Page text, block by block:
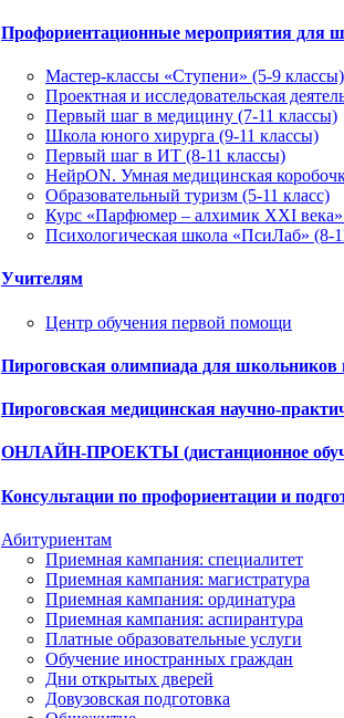
Профориентационные мероприятия для
Мастер-классы «Ступени» (5-9 классы)
Проектная и исследовательская
Первый шаг в медицину (7-11 классы)
Школа юного хирурга (9-11 классы)
Первый шаг в ИТ (8-11 классы)
НейрON. Умная медицинская
Образовательный туризм (5-11 класс)
Курс «Парфюмер – алхимик XXI века»
Психологическая школа «ПсиЛаб» (8-
Учителям
Центр обучения первой помощи
Пироговская олимпиада для школьников
Пироговская медицинская научно-
ОНЛАЙН-ПРОЕКТЫ (дистанционное
Консультации по профориентации и
Абитуриентам
Приемная кампания: специалитет
Приемная кампания: магистратура
Приемная кампания: ординатура
Приемная кампания: аспирантура
Платные образовательные услуги
Обучение иностранных граждан
Дни открытых дверей
Довузовская подготовка